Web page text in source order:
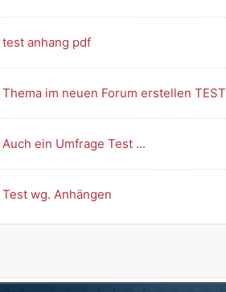
test anhang pdf
Thema im neuen Forum erstellen TEST
Auch ein Umfrage Test ...
Test wg. Anhängen